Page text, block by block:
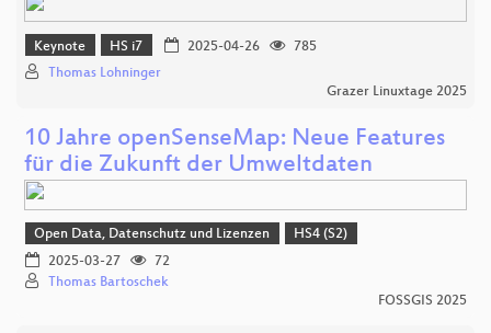
Keynote HS i7 2025-04-26
785
Thomas Lohninger
Grazer Linuxtage 2025
10 Jahre openSenseMap: Neue Features
für die Zukunft der Umweltdaten
Open Data, Datenschutz und Lizenzen
HS4 (S2)
2025-03-27
72
Thomas Bartoschek
FOSSGIS 2025